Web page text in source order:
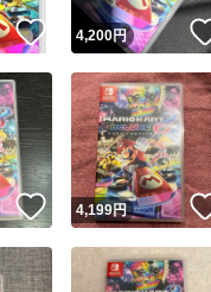
ユーザーの
た一定の基準を満たした
Yahoo!フリマの基準
このユーザーは
この商品の情報
無断転載は禁止されてい
商品につき1回です
いいね！
4,200円
いいね！
4,199円